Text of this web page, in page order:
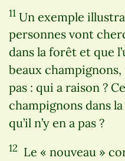
11 Un exemple
personnes vont
dans la forêt et que
beaux champignons,
pas : qui a raison ?
champignons dans
qu’il n’y en a pas ?
12 Le « nouveau »